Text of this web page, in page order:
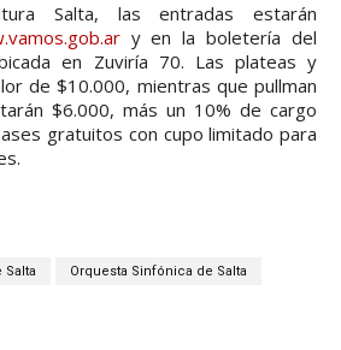
Salta, las entradas estarán
y en la boletería del
en Zuviría 70. Las plateas y
de $10.000, mientras que pullman
$6.000, más un 10% de cargo
gratuitos con cupo limitado para
Salta Orquesta Sinfónica de Salta